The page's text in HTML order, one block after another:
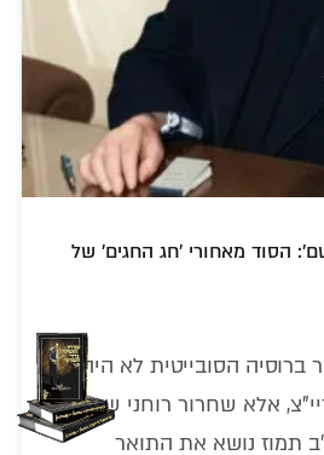
הסוד מאחורי 'חג החגים' של
ברוסיה הסובייטית לא היה רק
אלא שחרור רוחני שנוגע
תמוז נושא את התואר